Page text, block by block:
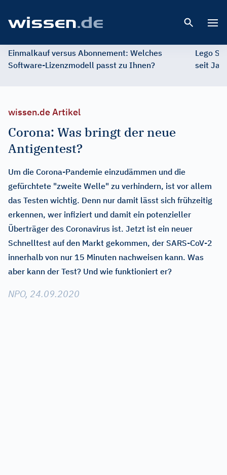
Einmalkauf versus Abonnement: Welches
Software-Lizenzmodell passt zu Ihnen?
Lego
seit
wissen.de Artikel
Corona: Was bringt der neue
Antigentest?
Um die Corona-Pandemie einzudämmen und die
gefürchtete "zweite Welle" zu verhindern, ist vor allem
das Testen wichtig. Denn nur damit lässt sich frühzeitig
erkennen, wer infiziert und damit ein potenzieller
Überträger des Coronavirus ist. Jetzt ist ein neuer
Schnelltest auf den Markt gekommen, der SARS-CoV-2
innerhalb von nur 15 Minuten nachweisen kann. Was
aber kann der Test? Und wie funktioniert er?
NPO, 24.09.2020